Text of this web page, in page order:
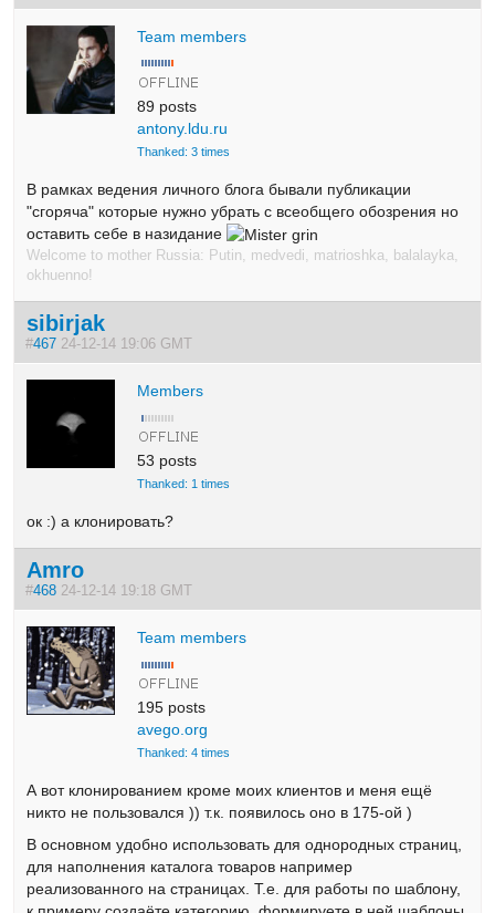
Team members
89 posts
antony.ldu.ru
Thanked: 3 times
В рамках ведения личного блога бывали публикации
"сгоряча" которые нужно убрать с всеобщего обозрения но
оставить себе в назидание
Welcome to mother Russia: Putin, medvedi, matrioshka, balalayka,
okhuenno!
sibirjak
#467 24-12-14 19:06 GMT
Members
53 posts
Thanked: 1 times
ок :) а клонировать?
Amro
#468 24-12-14 19:18 GMT
Team members
195 posts
avego.org
Thanked: 4 times
А вот клонированием кроме моих клиентов и меня ещё
никто не пользовался )) т.к. появилось оно в 175-ой )
В основном удобно использовать для однородных страниц,
для наполнения каталога товаров например
реализованного на страницах. Т.е. для работы по шаблону,